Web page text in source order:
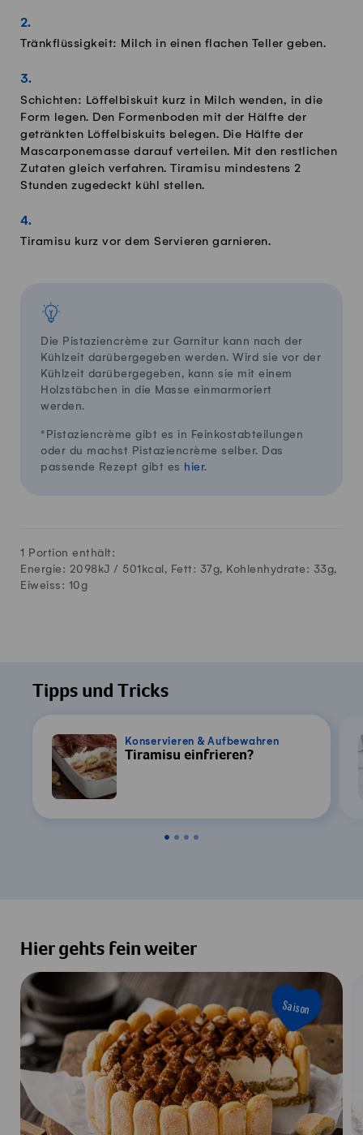
Tränkflüssigkeit: Milch in einen flachen Teller geben.
Schichten: Löffelbiskuit kurz in Milch wenden, in die
Form legen. Den Formenboden mit der Hälfte der
getränkten Löffelbiskuits belegen. Die Hälfte der
Mascarponemasse darauf verteilen. Mit den restlichen
Zutaten gleich verfahren. Tiramisu mindestens 2
Stunden zugedeckt kühl stellen.
Tiramisu kurz vor dem Servieren garnieren.
Die Pistaziencrème zur Garnitur kann nach der
Kühlzeit darübergegeben werden. Wird sie vor der
Kühlzeit darübergegeben, kann sie mit einem
Holzstäbchen in die Masse einmarmoriert
werden.
*Pistaziencrème gibt es in Feinkostabteilungen
oder du machst Pistaziencrème selber. Das
passende Rezept gibt es hier.
1 Portion enthält:
Energie: 2098kJ / 501 kcal, Fett: 37g, Kohlenhydrate: 33g,
Eiweiss: 10g
Tipps und Tricks
Konservieren & Aufbewahren
Tiramisu einfrieren?
Hier gehts fein weiter
Saison